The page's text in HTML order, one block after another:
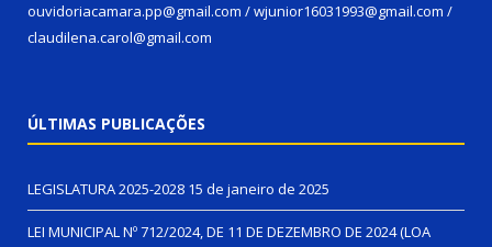
ouvidoriacamara.pp@gmail.com / wjunior16031993@gmail.com /
claudilena.carol@gmail.com
ÚLTIMAS PUBLICAÇÕES
LEGISLATURA 2025-2028 15 de janeiro de 2025
LEI MUNICIPAL Nº 712/2024, DE 11 DE DEZEMBRO DE 2024 (LOA